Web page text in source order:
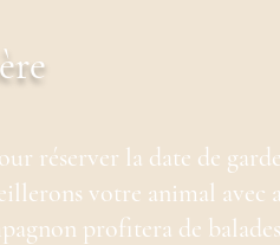
réserver la date de
votre animal avec
profitera de balades